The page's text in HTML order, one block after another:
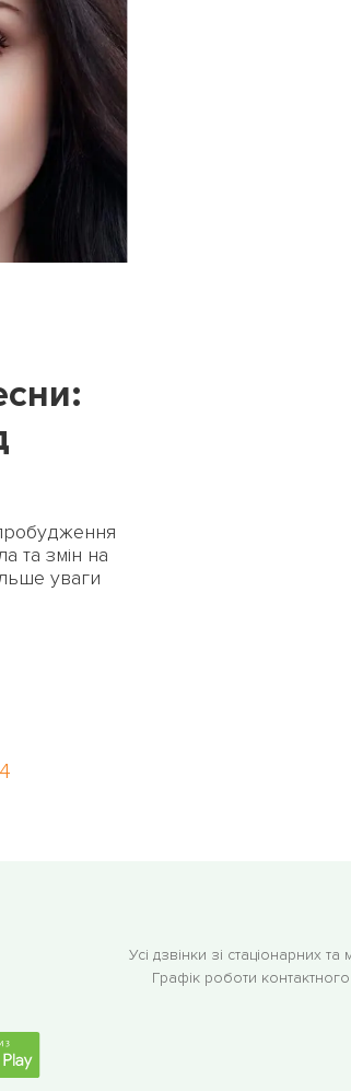
та змін на
уваги
Усі дзвінки зі стаціонарних
Графік роботи